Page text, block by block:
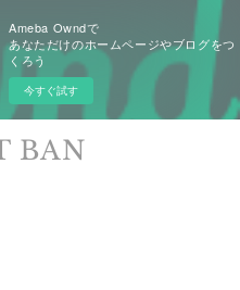
Ameba Owndで
あなただけのホームページやブログをつ
くろう
今すぐ試す
BAN